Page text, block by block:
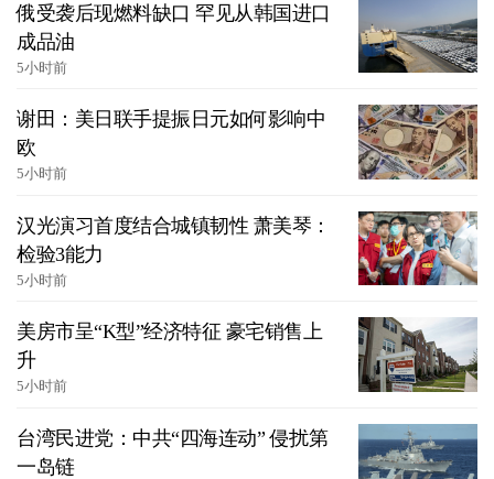
俄受袭后现燃料缺口 罕见从韩国进口
成品油
5小时前
谢田：美日联手提振日元如何影响中
欧
5小时前
汉光演习首度结合城镇韧性 萧美琴：
检验3能力
5小时前
美房市呈“K型”经济特征 豪宅销售上
升
5小时前
台湾民进党：中共“四海连动” 侵扰第
一岛链